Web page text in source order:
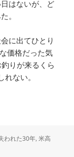
はないが、ど
。
に出てひとり
価格だった気
りが来るくら
ない。
われた30年,米高